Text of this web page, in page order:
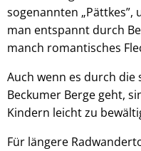
sogenannten
man entspannt durch
manch romantisches
Auch wenn es durch
Beckumer Berge geht,
Kindern leicht zu
Für längere